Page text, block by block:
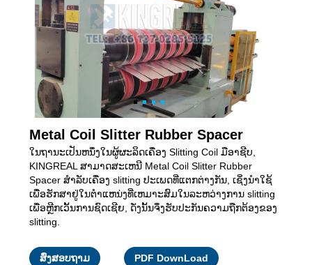
Metal Coil Slitter Rubber Spacer
ໃນຖານະເປັນຫນຶ່ງໃນຜູ້ຜະລິດເຄື່ອງ Slitting Coil ມືອາຊີບ,
KINGREAL ສາມາດສະເຫນີ Metal Coil Slitter Rubber
Spacer ສໍາລັບເຄື່ອງ slitting ປະເພດທີ່ແຕກຕ່າງກັນ, ເຊິ່ງນໍາໃຊ້
ເພື່ອຮັກສາຢູ່ໃນຕໍາແຫນ່ງທີ່ເຫມາະສົມໃນລະຫວ່າງການ slitting
ເພື່ອຫຼີກເວັ້ນການຊົດເຊີຍ, ດັ່ງນັ້ນຈຶ່ງຮັບປະກັນຄວາມຖືກຕ້ອງຂອງ
slitting.
ສົ່ງສອບຖາມ PDF DownLoad